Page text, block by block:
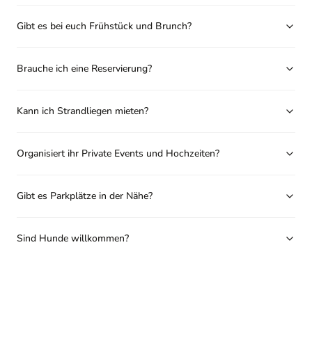
Gibt es bei euch Frühstück und Brunch?
Brauche ich eine Reservierung?
Kann ich Strandliegen mieten?
Organisiert ihr Private Events und Hochzeiten?
Gibt es Parkplätze in der Nähe?
Sind Hunde willkommen?